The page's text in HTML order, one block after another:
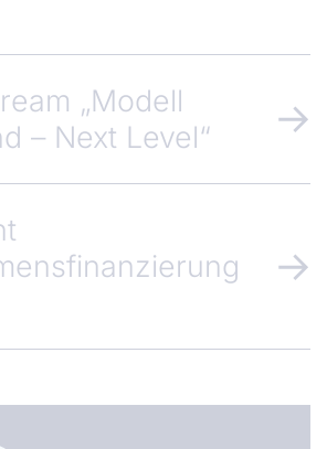
„Modell
– Next Level“